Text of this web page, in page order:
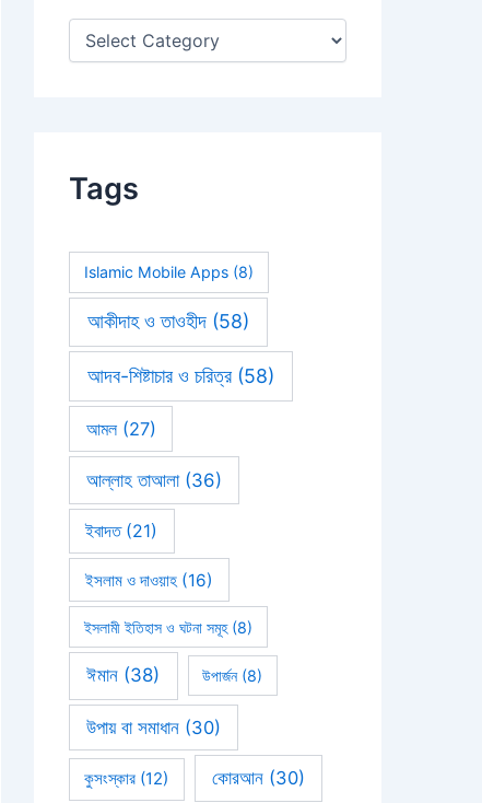
:
Tags
Islamic Mobile Apps(8)
আকীদাহ ও তাওহীদ(58)
আদব-শিষ্টাচার ও চরিত্র(58)
আমল(27)
আল্লাহ তাআলা(36)
ইবাদত(21)
ইসলাম ও দাওয়াহ(16)
ইসলামী ইতিহাস ও ঘটনা সমূহ(8)
ঈমান (38) উপার্জন(8)
উপায় বা সমাধান(30)
কুসংস্কার (12) কোরআন(30)